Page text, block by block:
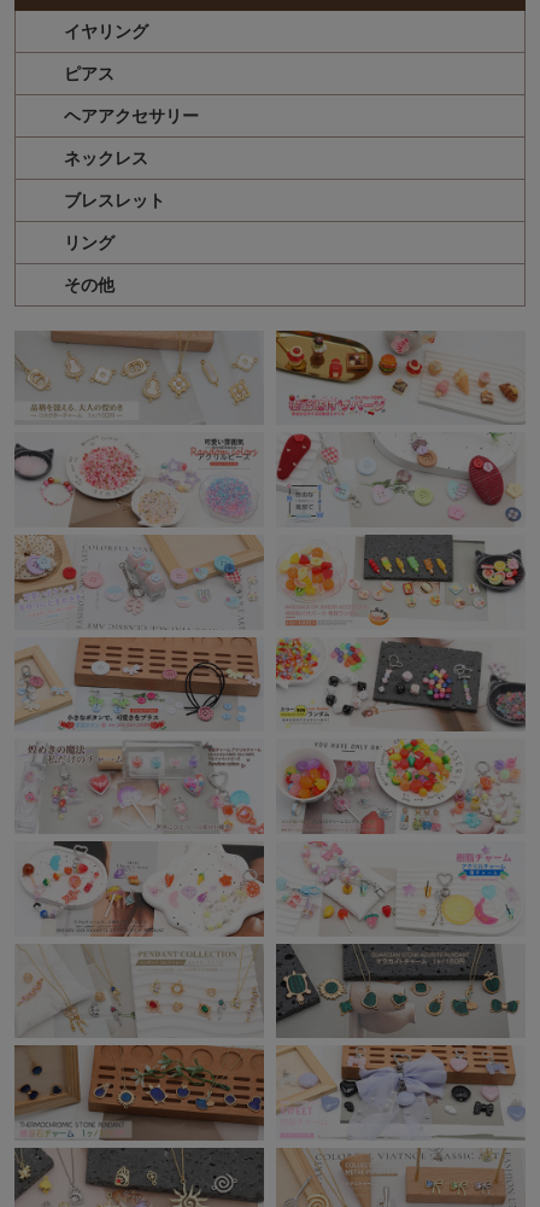
イヤリング
ピアス
ヘアアクセサリー
ネックレス
ブレスレット
リング
その他